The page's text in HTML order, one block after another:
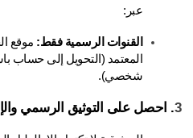
القنوات الرسمية فقط:
شخصي).
احصل على التوثيق الرسمي